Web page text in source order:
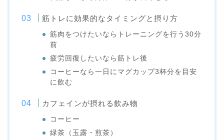
筋トレに効果的なタイミングと摂り方
筋肉をつけたいならトレーニングを行う30分
前
疲労回復したいなら筋トレ後
コーヒーなら一日にマグカップ3杯分を目安
に飲む
カフェインが摂れる飲み物
コーヒー
緑茶（玉露・煎茶）